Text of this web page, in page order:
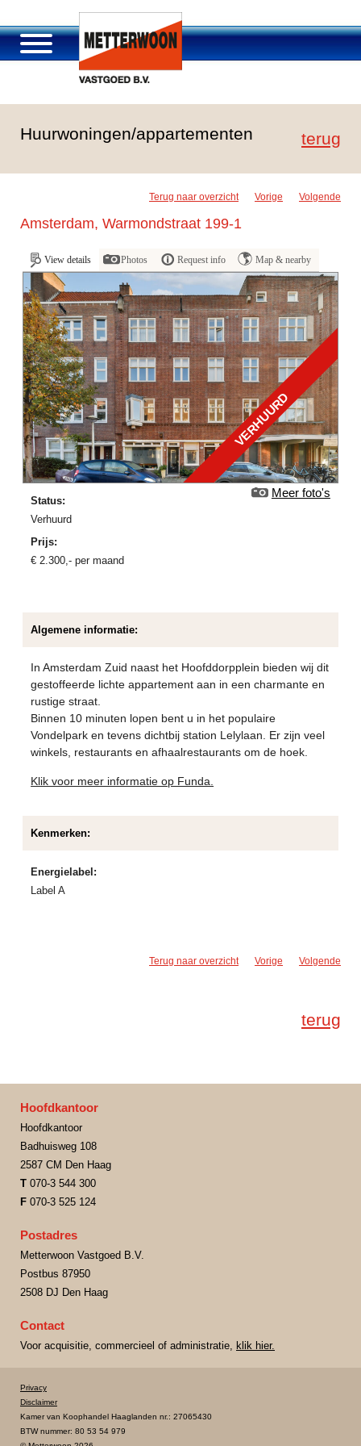
Portfolio
Huurwoningen/appartementen terug
Terug naar overzicht Vorige Volgende
Amsterdam, Warmondstraat 199-1
View details Photos Request info Map & nearby
VERHUURD
Meer foto's
Status:
verhuurd
Prijs:
€ 2.300 ,- per maand
Algemene informatie:
In Amsterdam Zuid naast het Hoofddorpplein bieden wij dit
gestoffeerde lichte appartement aan in een charmante en
rustige straat.
Binnen 10 minuten lopen bent u in het populaire
Vondelpark en tevens dichtbij station Lelylaan. Er zijn veel
winkels, restaurants en afhaalrestaurants om de hoek.
Klik voor meer informatie op Funda.
Kenmerken:
Energielabel:
Label A
Terug naar overzicht Vorige Volgende
terug
Hoofdkantoor
Hoofdkantoor
Badhuisweg 108
2587 CM Den Haag
T 070-3 544 300
F 070-3 525 124
Postadres
Metterwoon Vastgoed B.V.
Postbus 87950
2508 DJ Den Haag
Contact
Voor acquisitie, commercieel of administratie, klik hier.
Privacy
Disclaimer
Kamer van Koophandel Haaglanden nr.: 27065430
BTW nummer: 80 53 54 979